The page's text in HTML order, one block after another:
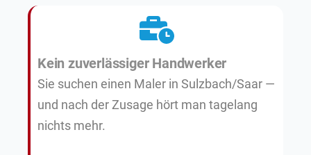
Kein zuverlässiger Handwerker
Sie suchen einen Maler in Sulzbach/Saar —
und nach der Zusage hört man tagelang
nichts mehr.